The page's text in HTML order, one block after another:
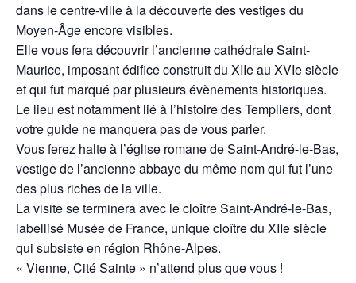
dans le centre-ville à la découverte des vestiges du
Moyen-Âge encore visibles.
Elle vous fera découvrir l’ancienne cathédrale Saint-
Maurice, imposant édifice construit du XIIe au XVIe siècle
et qui fut marqué par plusieurs évènements historiques.
Le lieu est notamment lié à l’histoire des Templiers, dont
votre guide ne manquera pas de vous parler.
Vous ferez halte à l’église romane de Saint-André-le-Bas,
vestige de l’ancienne abbaye du même nom qui fut l’une
des plus riches de la ville.
La visite se terminera avec le cloître Saint-André-le-Bas,
labellisé Musée de France, unique cloître du XIIe siècle
qui subsiste en région Rhône-Alpes.
« Vienne, Cité Sainte » n’attend plus que vous !